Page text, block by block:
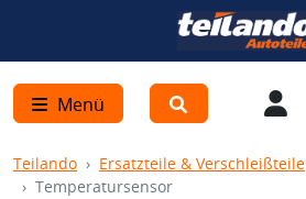
Menü
Teilando Ersatzteile & Verschleißteile
Temperatursensor